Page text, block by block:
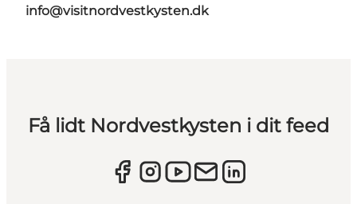
info@visitnordvestkysten.dk
Få lidt Nordvestkysten i dit feed